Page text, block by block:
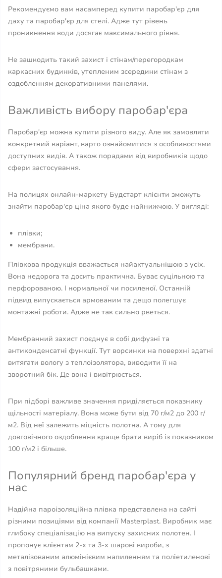
Рекомендуємо вам насамперед купити паробар'єр для
даху та паробар'єр для стелі. Адже тут рівень
проникнення води досягає максимального рівня.
Не зашкодить такий захист і стінам/перегородкам
каркасних будинків, утепленим зсередини стінам з
оздобленням декоративними панелями.
Важливість вибору паробар'єра
Паробар'єр можна купити різного виду. Але як замовляти
конкретний варіант, варто ознайомитися з особливостями
доступних видів. А також порадами від виробників щодо
сфери застосування.
На полицях онлайн-маркету Будстарт клієнти зможуть
знайти паробар'єр ціна якого буде найнижчою. У вигляді:
плівки;
мембрани.
Плівкова продукція вважається найактуальнішою з усіх.
Вона недорога та досить практична. Буває суцільною та
перфорованою. І нормальної чи посиленої. Останній
підвид випускається армованим та дещо полегшує
монтажні роботи. Адже не так сильно рветься.
Мембранний захист поєднує в собі дифузні та
антиконденсатні функції. Тут ворсинки на поверхні здатні
витягати вологу з теплоізолятора, виводити її на
зворотний бік. Де вона і вивітрюється.
При підборі важливе значення приділяється показнику
щільності матеріалу. Вона може бути від 70 г/м2 до 200 г/
м2. Від неї залежить міцність полотна. А тому для
довговічного оздоблення краще брати виріб із показником
100 г/м2 і більше.
Популярний бренд паробар'єра у
нас
Надійна пароізоляційна плівка представлена ​​на сайті
різними позиціями від компанії Masterplast. Виробник має
глибоку спеціалізацію на випуску захисних полотен. І
пропонує клієнтам 2-х та 3-х шарові вироби, з
металізованим алюмінієвим напиленням та поліетиленові
з повітряними бульбашками.